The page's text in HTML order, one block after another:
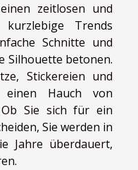
zeitlosen und
Trends
Schnitte und
Silhouette betonen.
Stickereien und
Hauch von
Ob Sie sich für ein
Sie werden in
Jahre überdauert,